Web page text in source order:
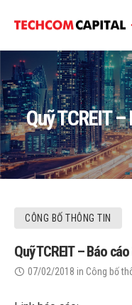
Quỹ TCREIT
CÔNG BỐ THÔNG TIN
Quỹ TCREIT – Báo
07/02/2018 in Công bố